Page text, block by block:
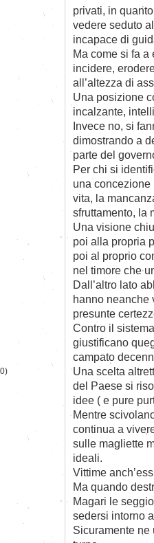
privati, in
vedere seduto
incapace di
Ma come si fa
incidere,
all’altezza di
Una posizione
incalzante,
Invece no, si
dimostrando a
parte del
Per chi si
una concezione
vita, la
sfruttamento, la
Una visione
poi alla propria
poi al proprio
nel timore che
Dall’altro lato
hanno neanche
presunte
Contro il
giustificano
campato
Una scelta
del Paese si
idee ( e pure
Mentre
continua a
sulle magliette
ideali.
Vittime
Ma quando
Magari le
sedersi intorno
Sicuramente